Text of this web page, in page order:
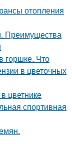
отопления
Преимущества
горшке. Что
в цветочных
цветнике
спортивная